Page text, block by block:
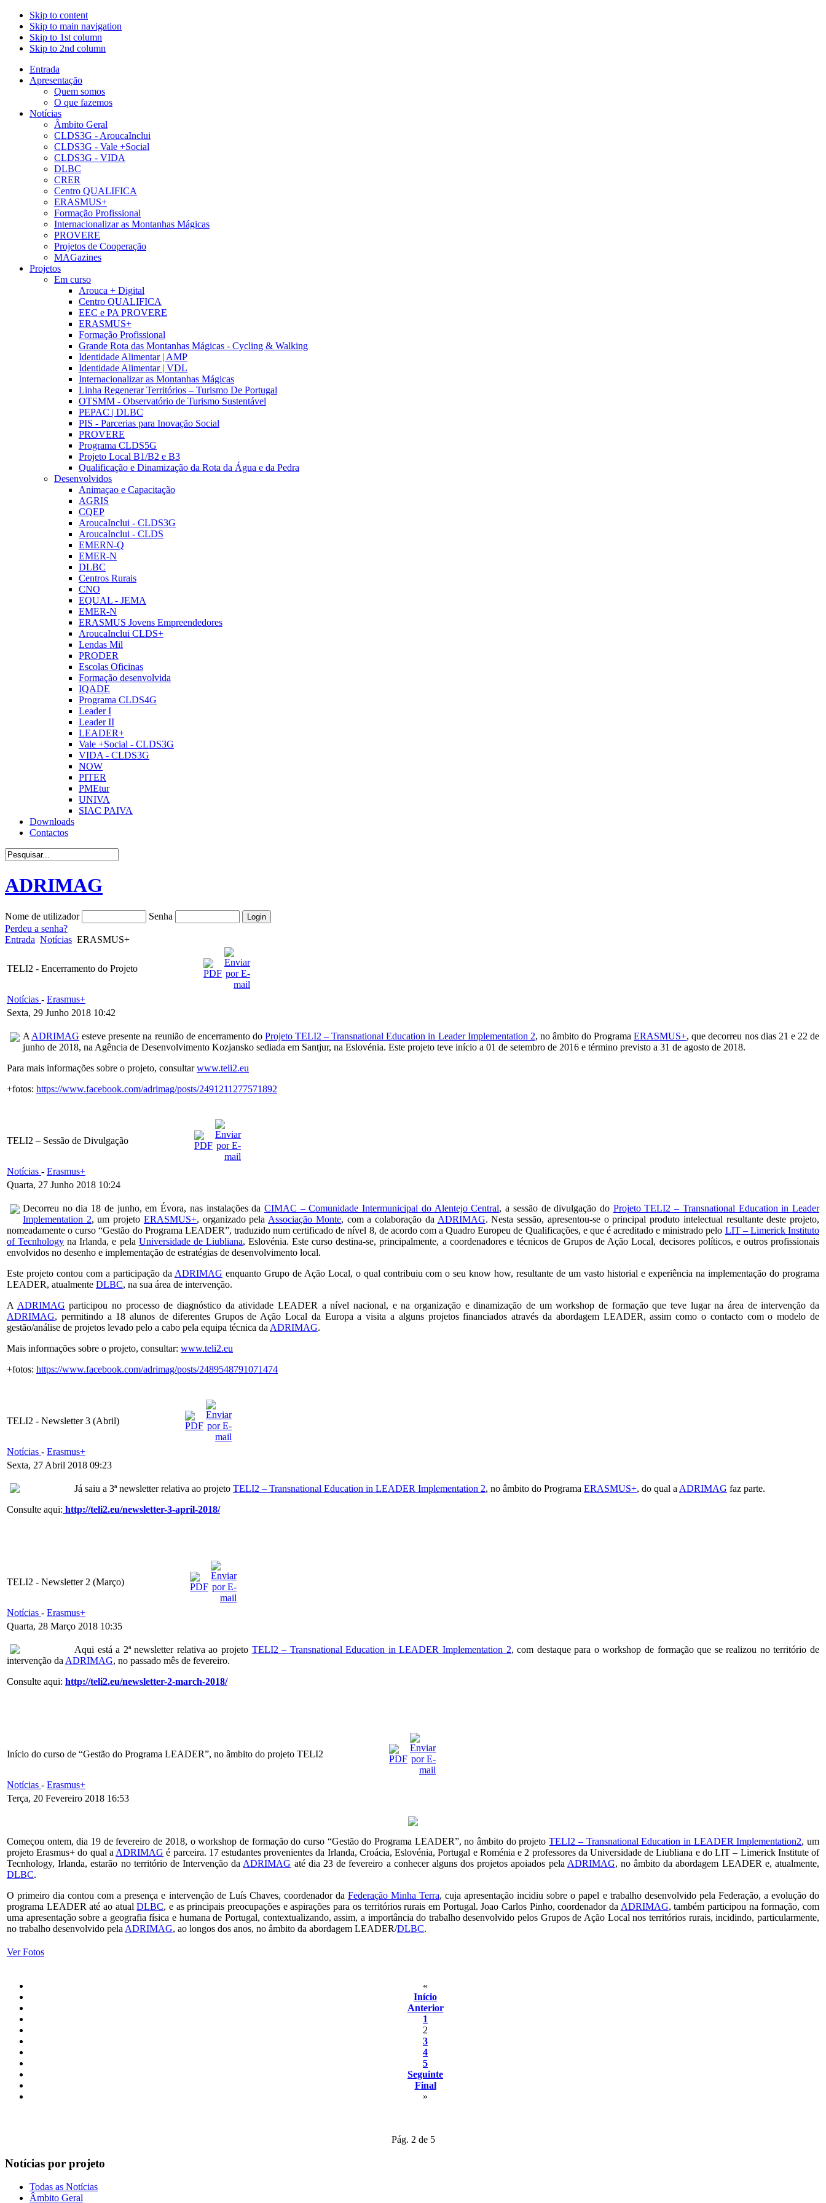
Skip to content
Skip to main navigation
Skip to 1st column
Skip to 2nd column
Entrada
Apresentação
Quem somos
O que fazemos
Notícias
Âmbito Geral
CLDS3G - AroucaInclui
CLDS3G - Vale +Social
CLDS3G - VIDA
DLBC
CRER
Centro QUALIFICA
ERASMUS+
Formação Profissional
Internacionalizar as Montanhas Mágicas
PROVERE
Projetos de Cooperação
MAGazines
Projetos
Em curso
Arouca + Digital
Centro QUALIFICA
EEC e PA PROVERE
ERASMUS+
Formação Profissional
Grande Rota das Montanhas Mágicas - Cycling & Walking
Identidade Alimentar | AMP
Identidade Alimentar | VDL
Internacionalizar as Montanhas Mágicas
Linha Regenerar Territórios – Turismo De Portugal
OTSMM - Observatório de Turismo Sustentável
PEPAC | DLBC
PIS - Parcerias para Inovação Social
PROVERE
Programa CLDS5G
Projeto Local B1/B2 e B3
Qualificação e Dinamização da Rota da Água e da Pedra
Desenvolvidos
Animaçao e Capacitação
AGRIS
CQEP
AroucaInclui - CLDS3G
AroucaInclui - CLDS
EMERN-Q
EMER-N
DLBC
Centros Rurais
CNO
EQUAL - JEMA
EMER-N
ERASMUS Jovens Empreendedores
AroucaInclui CLDS+
Lendas Mil
PRODER
Escolas Oficinas
Formação desenvolvida
IQADE
Programa CLDS4G
Leader I
Leader II
LEADER+
Vale +Social - CLDS3G
VIDA - CLDS3G
NOW
PITER
PMEtur
UNIVA
SIAC PAIVA
Downloads
Contactos
ADRIMAG
Nome de utilizador
Senha
Perdeu a senha?
Entrada Notícias ERASMUS+
TELI2 - Encerramento do Projeto
Notícias - Erasmus+
Sexta, 29 Junho 2018 10:42
A ADRIMAG esteve presente na reunião de encerramento do Projeto TELI2 – Transnational Education in Leader Implementation 2, no âmbito do ProgramaERASMUS+, que decorreu nos dias 21 e 22 de
junho de 2018, na Agência de Desenvolvimento Kozjansko sediada em Santjur, na Eslovénia. Este projeto teve início a 01 de setembro de 2016 e término previsto a 31 de agosto de 2018.
Para mais informações sobre o projeto, consultarwww.teli2.eu
+fotos: https://www.facebook.com/adrimag/posts/2491211277571892
TELI2 – Sessão de Divulgação
Notícias - Erasmus+
Quarta, 27 Junho 2018 10:24
Decorreu no dia 18 de junho, em Évora, nas instalações da CIMAC – Comunidade Intermunicipal do Alentejo Central, a sessão de divulgação do Projeto TELI2 – Transnational Education in Leader
Implementation 2, um projeto ERASMUS+, organizado pela Associação Monte, com a colaboração da ADRIMAG. Nesta sessão, apresentou-se o principal produto intelectual resultante deste projeto,
nomeadamente o curso “Gestão do Programa LEADER”, traduzido num certificado de nível 8, de acordo com a Quadro Europeu de Qualificações, e que é acreditado e ministrado pelo LIT – Limerick Instituto
of Tecnhology na Irlanda, e pela Universidade de Liubliana, Eslovénia. Este curso destina-se, principalmente, a coordenadores e técnicos de Grupos de Ação Local, decisores políticos, e outros profissionais
envolvidos no desenho e implementação de estratégias de desenvolvimento local.
Este projeto contou com a participação da ADRIMAG enquanto Grupo de Ação Local, o qual contribuiu com o seu know how, resultante de um vasto historial e experiência na implementação do programa
LEADER, atualmente DLBC, na sua área de intervenção.
A ADRIMAG participou no processo de diagnóstico da atividade LEADER a nível nacional, e na organização e dinamização de um workshop de formação que teve lugar na área de intervenção da
ADRIMAG, permitindo a 18 alunos de diferentes Grupos de Ação Local da Europa a visita a alguns projetos financiados através da abordagem LEADER, assim como o contacto com o modelo de
gestão/análise de projetos levado pelo a cabo pela equipa técnica da ADRIMAG.
Mais informações sobre o projeto, consultar: www.teli2.eu
+fotos: https://www.facebook.com/adrimag/posts/2489548791071474
TELI2 - Newsletter 3 (Abril)
Notícias - Erasmus+
Sexta, 27 Abril 2018 09:23
Já saiu a 3ª newsletter relativa ao projeto TELI2 – Transnational Education in LEADER Implementation 2, no âmbito do Programa ERASMUS+, do qual a ADRIMAG faz parte.
Consulte aqui: http://teli2.eu/newsletter-3-april-2018/
TELI2 - Newsletter 2 (Março)
Notícias - Erasmus+
Quarta, 28 Março 2018 10:35
Aqui está a 2ª newsletter relativa ao projeto TELI2 – Transnational Education in LEADER Implementation 2, com destaque para o workshop de formação que se realizou no território de
intervenção da ADRIMAG, no passado mês de fevereiro.
Consulte aqui: http://teli2.eu/newsletter-2-march-2018/
Início do curso de “Gestão do Programa LEADER”, no âmbito do projeto TELI2
Notícias - Erasmus+
Terça, 20 Fevereiro 2018 16:53
Começou ontem, dia 19 de fevereiro de 2018, o workshop de formação do curso “Gestão do Programa LEADER”, no âmbito do projetoTELI2 – Transnational Education in LEADER Implementation2, um
projeto Erasmus+ do qual a ADRIMAG é parceira. 17 estudantes provenientes da Irlanda, Croácia, Eslovénia, Portugal e Roménia e 2 professores da Universidade de Liubliana e do LIT – Limerick Institute of
Tecnhology, Irlanda, estarão no território de Intervenção da ADRIMAG até dia 23 de fevereiro a conhecer alguns dos projetos apoiados pela ADRIMAG, no âmbito da abordagem LEADER e, atualmente,
DLBC.
O primeiro dia contou com a presença e intervenção de Luís Chaves, coordenador da Federação Minha Terra, cuja apresentação incidiu sobre o papel e trabalho desenvolvido pela Federação, a evolução do
programa LEADER até ao atualDLBC, e as principais preocupações e aspirações para os territórios rurais em Portugal. Joao Carlos Pinho, coordenador da ADRIMAG, também participou na formação, com
uma apresentação sobre a geografia física e humana de Portugal, contextualizando, assim, a importância do trabalho desenvolvido pelos Grupos de Ação Local nos territórios rurais, incidindo, particularmente,
no trabalho desenvolvido pela ADRIMAG, ao longos dos anos, no âmbito da abordagem LEADER/DLBC.
Ver Fotos
«
Início
Anterior
1
2
3
4
5
Seguinte
Final
»
Pág. 2 de 5
Notícias por projeto
Todas as Notícias
Âmbito Geral